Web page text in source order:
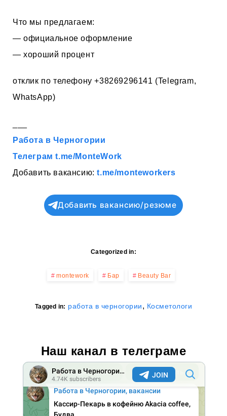
Что мы предлагаем:
— официальное оформление
— хороший процент
отклик по телефону +38269296141 (Telegram,
WhatsApp)
Работа в Черногории
Телеграм t.me/MonteWork
Добавить вакансию:t.me/monteworkers
Добавить вакансию/резюме
Categorized in:
montework Бар Beauty Bar
Tagged in: работа в черногории, Косметологи
Наш канал в телеграме